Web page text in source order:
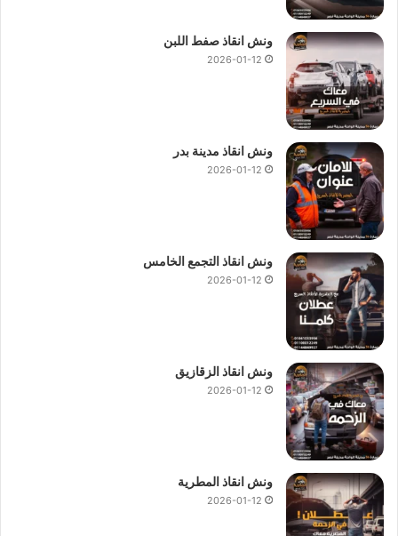
ونش انقاذ صفط اللبن
2026-01-12
ونش انقاذ مدينة بدر
2026-01-12
ونش انقاذ التجمع الخامس
2026-01-12
ونش انقاذ الزقازيق
2026-01-12
ونش انقاذ المطرية
2026-01-12